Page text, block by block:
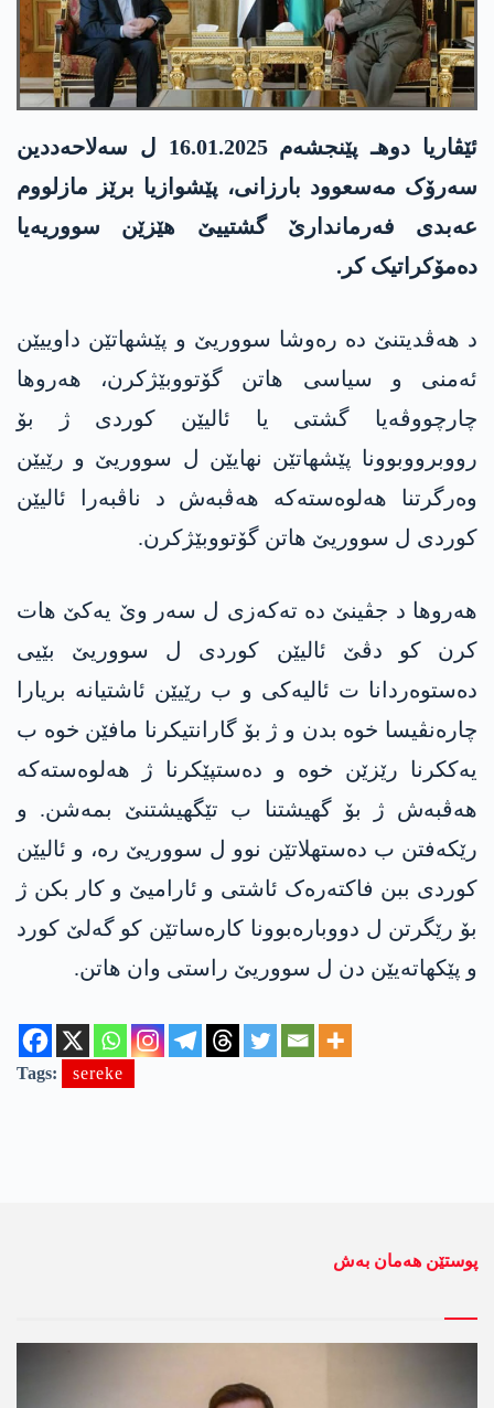
ئێڤاریا دوهـ پێنجشەم 16.01.2025 ل سەلاحەددین
سەرۆک مەسعوود بارزانی، پێشوازیا برێز مازلووم
عەبدی فەرماندارێ گشتییێ هێزێن سووریەیا
دەمۆکراتیک کر.
د هەڤدیتنێ دە رەوشا سووریێ و پێشهاتێن داوییێن
ئەمنی و سیاسی هاتن گۆتووبێژکرن، هەروها
چارچووڤەیا گشتی یا ئالیێن کوردی ژ بۆ
رووبرووبوونا پێشهاتێن نهایێن ل سووریێ و رێیێن
وەرگرتنا هەلوەستەکە هەڤبەش د ناڤبەرا ئالیێن
کوردی ل سووریێ هاتن گۆتووبێژکرن.
هەروها د جڤینێ دە تەکەزی ل سەر وێ یەکێ هات
کرن کو دڤێ ئالیێن کوردی ل سووریێ بێیی
دەستوەردانا ت ئالیەکی و ب رێیێن ئاشتیانە بریارا
چارەنڤیسا خوە بدن و ژ بۆ گارانتیکرنا مافێن خوە ب
یەککرنا رێزێن خوە و دەستپێکرنا ژ هەلوەستەکە
هەڤبەش ژ بۆ گهیشتنا ب تێگهیشتنێ بمەشن. و
رێکەفتن ب دەستهلاتێن نوو ل سووریێ رە، و ئالیێن
کوردی ببن فاکتەرەک ئاشتی و ئارامیێ و کار بکن ژ
بۆ رێگرتن ل دووبارەبوونا کارەساتێن کو گەلێ کورد
و پێکهاتەیێن دن ل سووریێ راستی وان هاتن.
Tags: sereke
پوستێن ھەمان بەش